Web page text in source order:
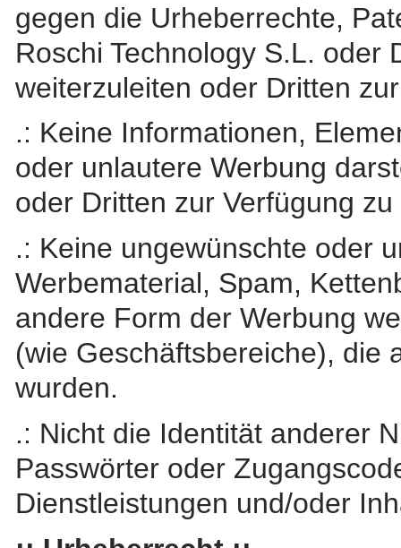
gegen die Urheberrechte,
Roschi Technology S.L. oder
weiterzuleiten oder Dritten
.: Keine Informationen,
oder unlautere Werbung
oder Dritten zur Verfügung zu
.: Keine ungewünschte oder
Werbematerial, Spam,
andere Form der Werbung
(wie Geschäftsbereiche), die
wurden.
.: Nicht die Identität anderer
Passwörter oder
Dienstleistungen und/oder